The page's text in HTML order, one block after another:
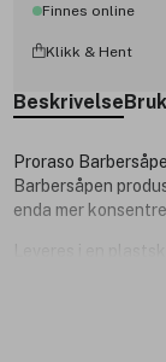
Finnes online
Klikk & Hent
BeskrivelseBruk
Proraso
Barbersåpen
enda mer
Alkoholfri - Ingen